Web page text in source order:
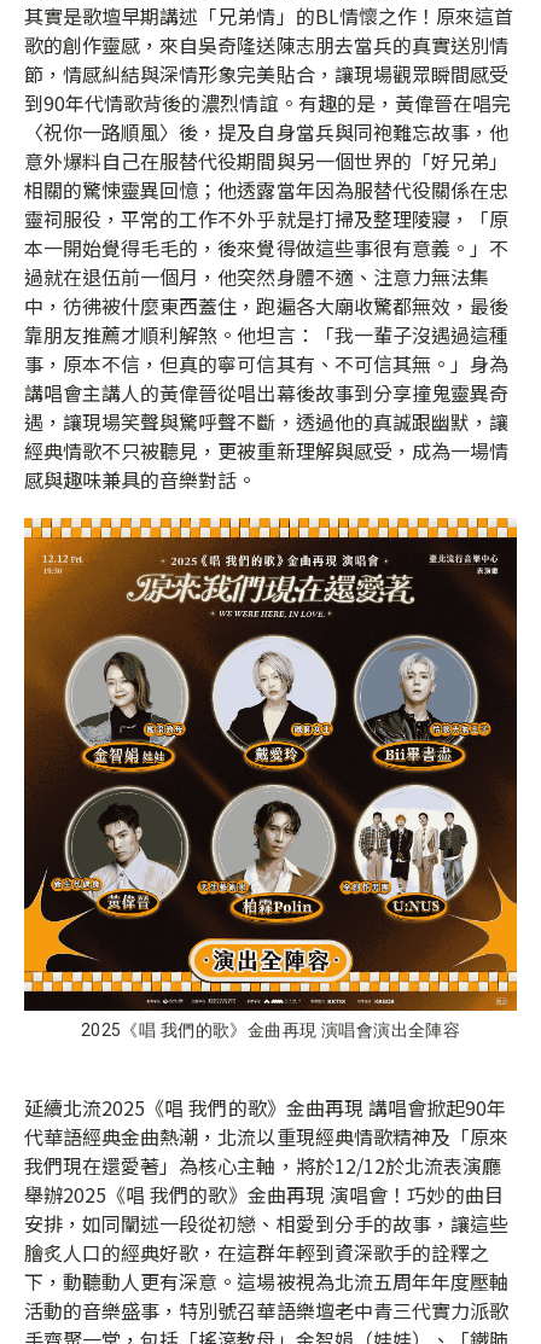
其實是歌壇早期講述「兄弟情」的BL情懷之作！原來這首
歌的創作靈感，來自吳奇隆送陳志朋去當兵的真實送別情
節，情感糾結與深情形象完美貼合，讓現場觀眾瞬間感受
到90年代情歌背後的濃烈情誼。有趣的是，黃偉晉在唱完
〈祝你一路順風〉後，提及自身當兵與同袍難忘故事，他
意外爆料自己在服替代役期間與另一個世界的「好兄弟」
相關的驚悚靈異回憶；他透露當年因為服替代役關係在忠
靈祠服役，平常的工作不外乎就是打掃及整理陵寢，「原
本一開始覺得毛毛的，後來覺得做這些事很有意義。」不
過就在退伍前一個月，他突然身體不適、注意力無法集
中，彷彿被什麼東西蓋住，跑遍各大廟收驚都無效，最後
靠朋友推薦才順利解煞。他坦言：「我一輩子沒遇過這種
事，原本不信，但真的寧可信其有、不可信其無。」身為
講唱會主講人的黃偉晉從唱出幕後故事到分享撞鬼靈異奇
遇，讓現場笑聲與驚呼聲不斷，透過他的真誠跟幽默，讓
經典情歌不只被聽見，更被重新理解與感受，成為一場情
感與趣味兼具的音樂對話。
2025《唱 我們的歌》金曲再現 演唱會演出全陣容
延續北流2025《唱 我們的歌》金曲再現 講唱會掀起90年
代華語經典金曲熱潮，北流以重現經典情歌精神及「原來
我們現在還愛著」為核心主軸，將於12/12於北流表演廳
舉辦2025《唱 我們的歌》金曲再現 演唱會！巧妙的曲目
安排，如同闡述一段從初戀、相愛到分手的故事，讓這些
膾炙人口的經典好歌，在這群年輕到資深歌手的詮釋之
下，動聽動人更有深意。這場被視為北流五周年年度壓軸
活動的音樂盛事，特別號召華語樂壇老中青三代實力派歌